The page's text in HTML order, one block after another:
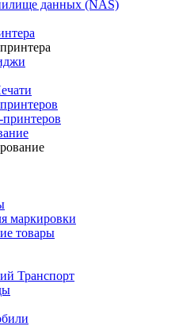
данных (NAS)
маркировки
товары
Транспорт